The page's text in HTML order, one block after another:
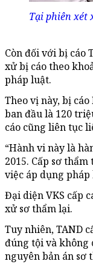
Tại phiên xét
Còn đối với bị cáo
xử bị cáo theo
pháp luật.
Theo vị này, bị
ban đầu là 120
cáo cũng liên tục
“Hành vi này là
2015. Cấp sơ
việc áp dụng pháp
Đại diện VKS cấp
xử sơ thẩm lại.
Tuy nhiên, TAND
đúng tội và không
nguyên bản án sơ